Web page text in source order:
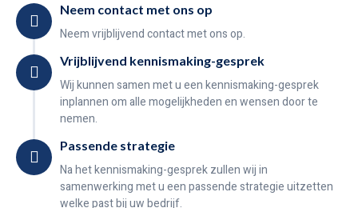
Neem contact met ons op
Neem vrijblijvend contact met ons op.
Vrijblijvend kennismaking-gesprek
Wij kunnen samen met u een kennismaking-gesprek
inplannen om alle mogelijkheden en wensen door te
nemen.
Passende strategie
Na het kennismaking-gesprek zullen wij in
samenwerking met u een passende strategie uitzetten
welke past bij uw bedrijf.